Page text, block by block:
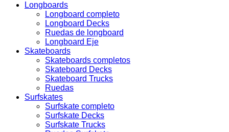
Longboards
Longboard completo
Longboard Decks
Ruedas de longboard
Longboard Eje
Skateboards
Skateboards completos
Skateboard Decks
Skateboard Trucks
Ruedas
Surfskates
Surfskate completo
Surfskate Decks
Surfskate Trucks